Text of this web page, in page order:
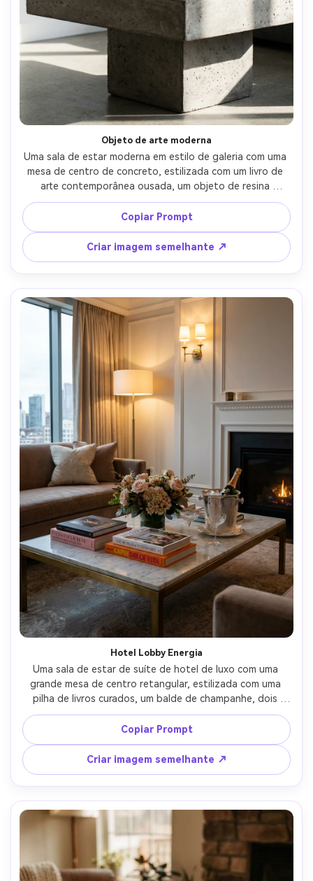
Objeto de arte moderna
Uma sala de estar moderna em estilo de galeria com uma
mesa de centro de concreto, estilizada com um livro de
arte contemporânea ousada, um objeto de resina
abstrata escultórica e uma vela mínima, fundo limpo, luz
dura com formas de sombra definidas, tirado em Sony
A7IV, 85mm, f/2.8, composição apertada, fotografia de
interiores editorial de alta qualidade, textura de concreto
fotorealista-AR 4:5
Copiar Prompt
Criar imagem semelhante ↗
Hotel Lobby Energia
Uma sala de estar de suíte de hotel de luxo com uma
grande mesa de centro retangular, estilizada com uma
pilha de livros curados, um balde de champanhe, dois
copos de coupé e um arranjo floral baixo, iluminação
ambiente quente com destaques suaves, tirada em Nikon
Z8, 35mm, f/2.2, profundidade cinematográfica,
fotografia de interiores premium, reflexos de vidro e
metal ultra realistas-AR 4:5
Copiar Prompt
Criar imagem semelhante ↗